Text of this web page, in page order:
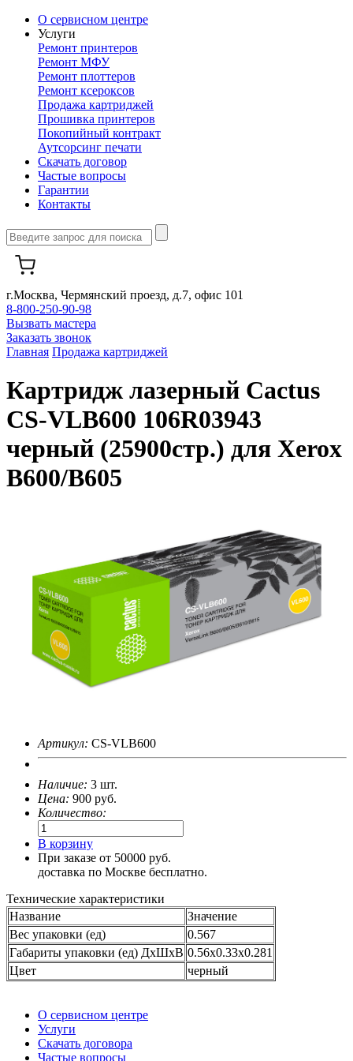
О сервисном центре
Услуги
Ремонт принтеров
Ремонт МФУ
Ремонт плоттеров
Ремонт ксероксов
Продажа картриджей
Прошивка принтеров
Покопийный контракт
Аутсорсинг печати
Скачать договор
Частые вопросы
Гарантии
Контакты
г.Москва, Чермянский проезд, д.7, офис 101
8-800-250-90-98
Вызвать мастера
Заказать звонок
Главная Продажа картриджей
Картридж лазерный Cactus
CS-VLB600 106R03943
черный (25900стр.) для Xerox
B600/B605
Артикул: CS-VLB600
Наличие: 3 шт.
Цена: 900 руб.
Количество:
В корзину
При заказе от 50000 руб.
доставка по Москве бесплатно.
Технические характеристики
Название
Значение
Вес упаковки (ед)
0.567
Габариты упаковки (ед) ДхШхВ 0.56x0.33x0.281
Цвет
черный
О сервисном центре
Услуги
Скачать договора
Частые вопросы